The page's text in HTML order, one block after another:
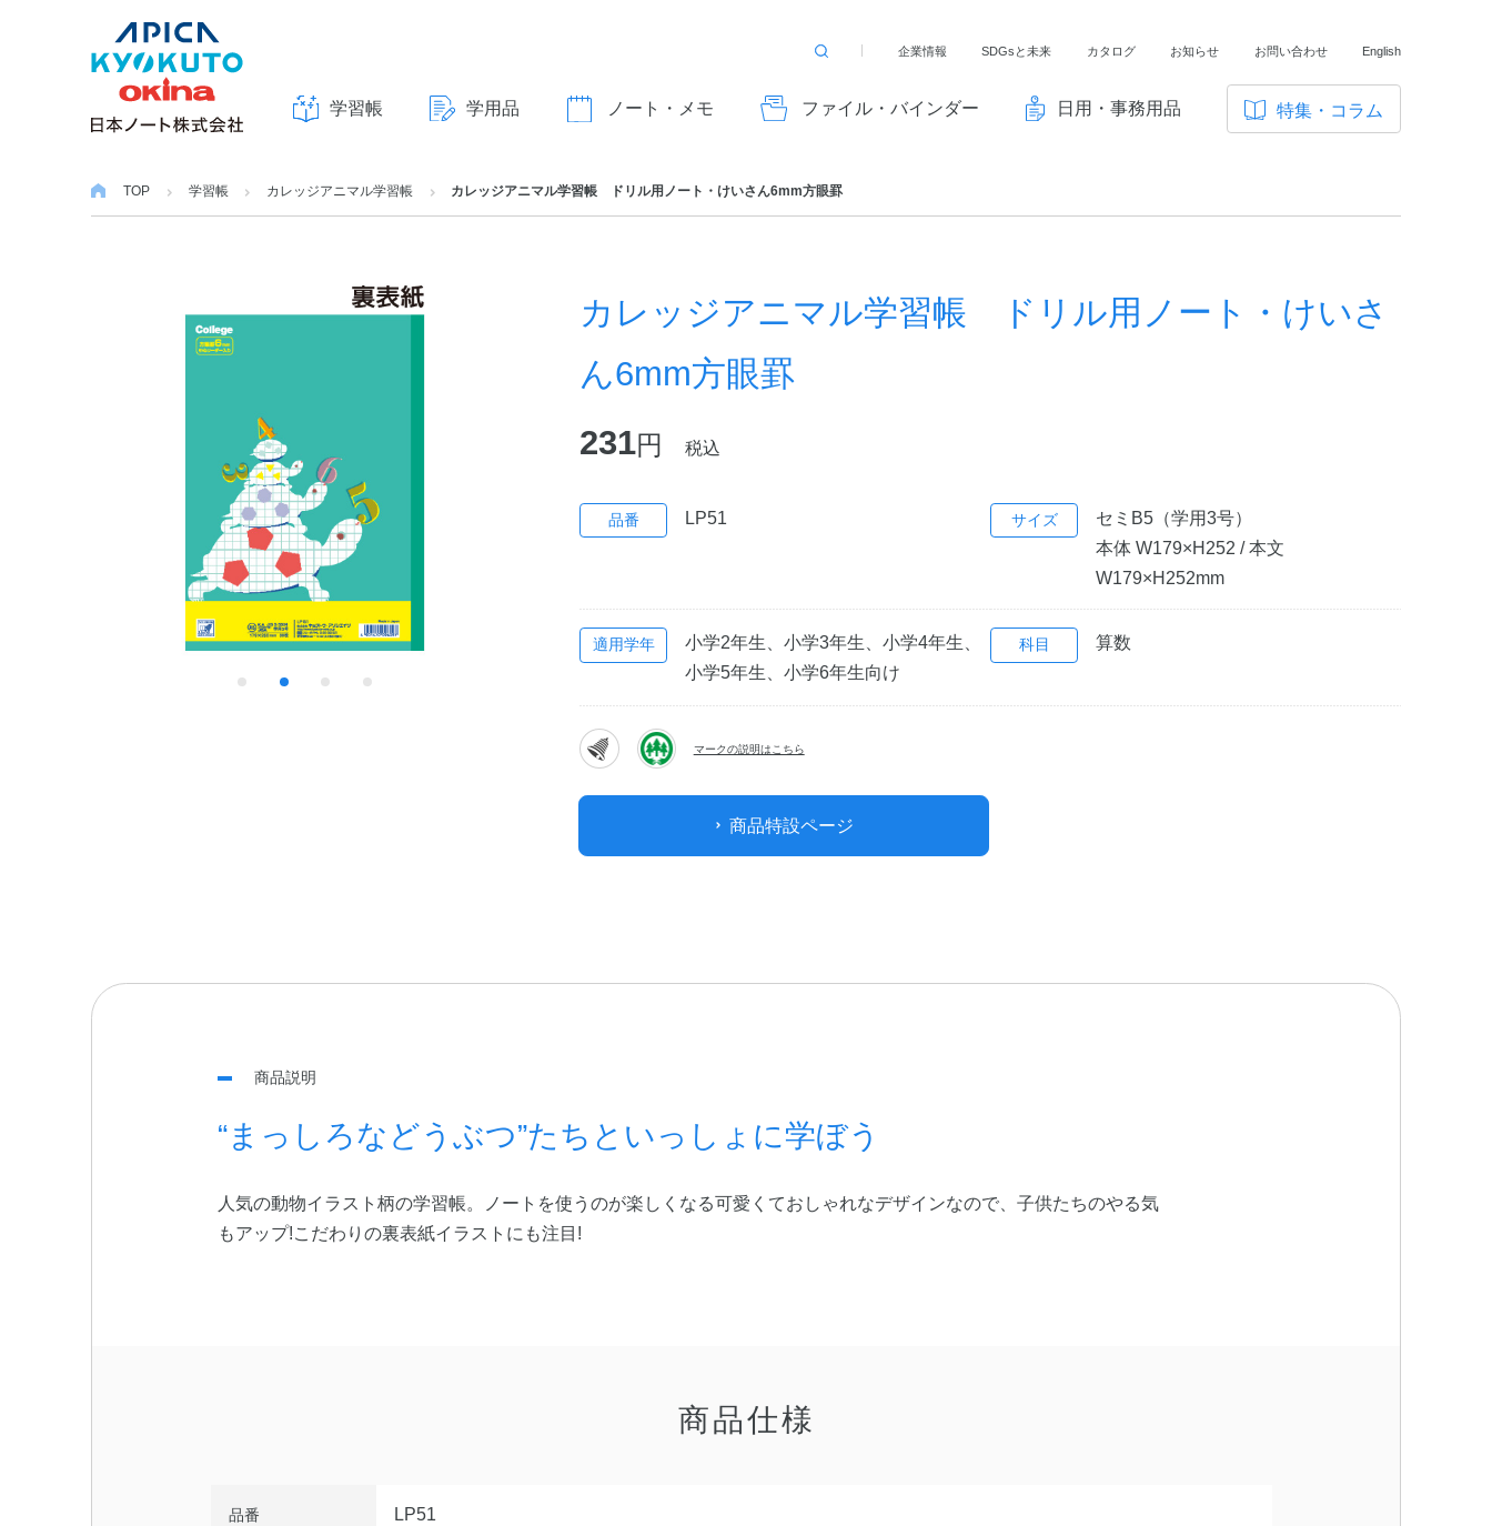
学習帳 学用品 ノート・メモ ファイル・バインダー 日用・事務用品 特集・コラム
アンケート
検
る
企業情報 SDGsと未来 カタログ お知らせ お問い合わせ English
TOP 学習帳 カレッジアニマル学習帳 カレッジアニマル学習帳 ドリル用ノート・けいさん6mm方眼罫
カレッジアニマル学習帳 ドリル用ノート・けいさ
ん6mm方眼罫
231円 税込
品番 LP51 サイズ
セミB5（学用3号）
本体 W179×H252 / 本文
W179×H252mm
適用学年
小学2年生、小学3年生、小学4年生、
小学5年生、小学6年生向け
科目 算数
マークの説明はこちら
商品特設ページ
商品説明
“まっしろなどうぶつ”たちといっしょに学ぼう
人気の動物イラスト柄の学習帳。ノートを使うのが楽しくなる可愛くておしゃれなデザインなので、子供たちのやる気
もアップ!こだわりの裏表紙イラストにも注目!
商品仕様
品番 LP51